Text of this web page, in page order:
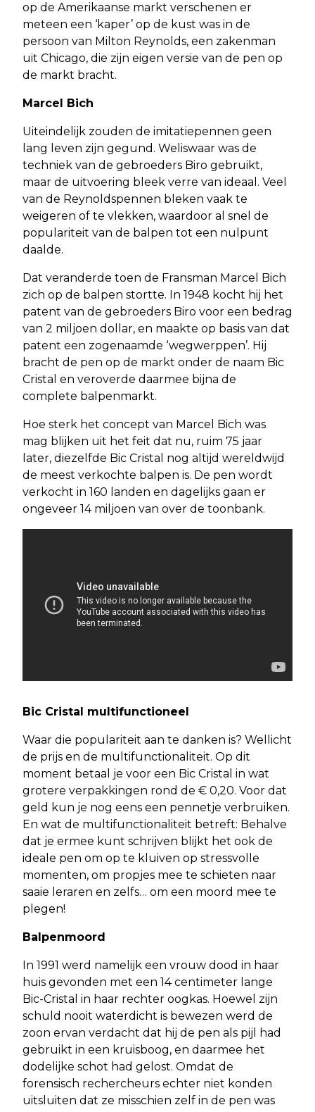
op de Amerikaanse markt verschenen er
meteen een ‘kaper’ op de kust was in de
persoon van Milton Reynolds, een zakenman
uit Chicago, die zijn eigen versie van de pen op
de markt bracht.
Marcel Bich
Uiteindelijk zouden de imitatiepennen geen
lang leven zijn gegund. Weliswaar was de
techniek van de gebroeders Biro gebruikt,
maar de uitvoering bleek verre van ideaal. Veel
van de Reynoldspennen bleken vaak te
weigeren of te vlekken, waardoor al snel de
populariteit van de balpen tot een nulpunt
daalde.
Dat veranderde toen de Fransman Marcel Bich
zich op de balpen stortte. In 1948 kocht hij het
patent van de gebroeders Biro voor een bedrag
van 2 miljoen dollar, en maakte op basis van dat
patent een zogenaamde ‘wegwerppen’. Hij
bracht de pen op de markt onder de naam Bic
Cristal en veroverde daarmee bijna de
complete balpenmarkt.
Hoe sterk het concept van Marcel Bich was
mag blijken uit het feit dat nu, ruim 75 jaar
later, diezelfde Bic Cristal nog altijd wereldwijd
de meest verkochte balpen is. De pen wordt
verkocht in 160 landen en dagelijks gaan er
ongeveer 14 miljoen van over de toonbank.
Bic Cristal multifunctioneel
Waar die populariteit aan te danken is? Wellicht
de prijs en de multifunctionaliteit. Op dit
moment betaal je voor een Bic Cristal in wat
grotere verpakkingen rond de € 0,20. Voor dat
geld kun je nog eens een pennetje verbruiken.
En wat de multifunctionaliteit betreft: Behalve
dat je ermee kunt schrijven blijkt het ook de
ideale pen om op te kluiven op stressvolle
momenten, om propjes mee te schieten naar
saaie leraren en zelfs… om een moord mee te
plegen!
Balpenmoord
In 1991 werd namelijk een vrouw dood in haar
huis gevonden met een 14 centimeter lange
Bic-Cristal in haar rechter oogkas. Hoewel zijn
schuld nooit waterdicht is bewezen werd de
zoon ervan verdacht dat hij de pen als pijl had
gebruikt in een kruisboog, en daarmee het
dodelijke schot had gelost. Omdat de
forensisch rechercheurs echter niet konden
uitsluiten dat ze misschien zelf in de pen was